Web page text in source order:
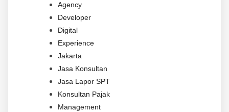
Agency
Developer
Digital
Experience
Jakarta
Jasa Konsultan
Jasa Lapor SPT
Konsultan Pajak
Management